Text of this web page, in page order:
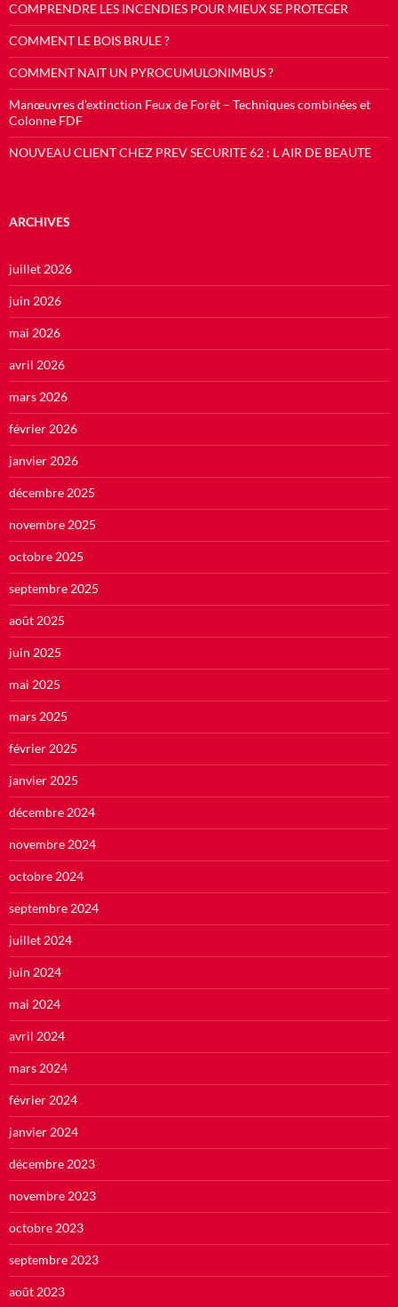
COMPRENDRE LES INCENDIES POUR MIEUX SE PROTEGER
COMMENT LE BOIS BRULE ?
COMMENT NAIT UN PYROCUMULONIMBUS ?
Manœuvres d’extinction Feux de Forêt – Techniques combinées et
Colonne FDF
NOUVEAU CLIENT CHEZ PREV SECURITE 62 : L AIR DE BEAUTE
ARCHIVES
juillet 2026
juin 2026
mai 2026
avril 2026
mars 2026
février 2026
janvier 2026
décembre 2025
novembre 2025
octobre 2025
septembre 2025
août 2025
juin 2025
mai 2025
mars 2025
février 2025
janvier 2025
décembre 2024
novembre 2024
octobre 2024
septembre 2024
juillet 2024
juin 2024
mai 2024
avril 2024
mars 2024
février 2024
janvier 2024
décembre 2023
novembre 2023
octobre 2023
septembre 2023
août 2023